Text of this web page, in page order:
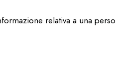
relativa a una